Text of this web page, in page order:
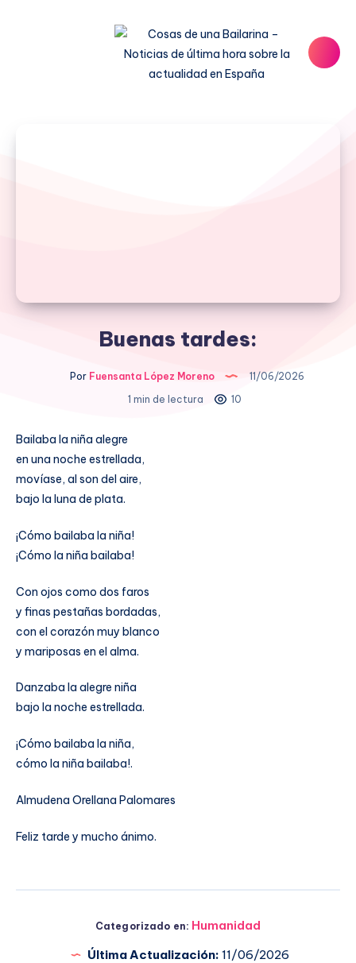
Buenas tardes:
Por Fuensanta López Moreno
11/06/2026
1 min de lectura
10
Bailaba la niña alegre
en una noche estrellada,
movíase, al son del aire,
bajo la luna de plata.
¡Cómo bailaba la niña!
¡Cómo la niña bailaba!
Con ojos como dos faros
y finas pestañas bordadas,
con el corazón muy blanco
y mariposas en el alma.
Danzaba la alegre niña
bajo la noche estrellada.
¡Cómo bailaba la niña,
cómo la niña bailaba!.
Almudena Orellana Palomares
Feliz tarde y mucho ánimo.
Categorizado en: Humanidad
Última Actualización: 11/06/2026